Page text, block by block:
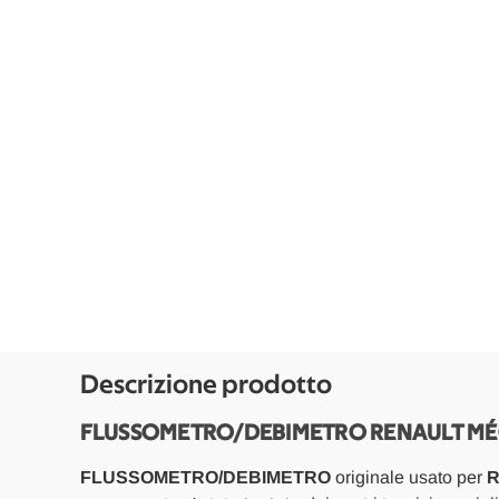
Descrizione prodotto
FLUSSOMETRO/DEBIMETRO RENAULT
FLUSSOMETRO/DEBIMETROoriginale usato per